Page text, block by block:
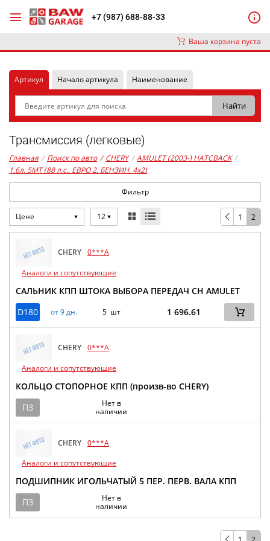
+7 (987) 688-88-33
Ваша корзина пуста
Артикул Начало артикула Наименование
Трансмиссия (легковые)
Главная / Поиск по авто / CHERY / AMULET (2003-) HATCBACK /
1,6л. 5MT (88 л.с., ЕВРО 2, БЕНЗИН, 4x2)
Фильтр
Цене 12 1 2
CHERY 0***A
Аналоги и сопутствующие
САЛЬНИК КПП ШТОКА ВЫБОРА ПЕРЕДАЧ CH AMULET
D180
от 9 дн. 5 шт 1 696.61
CHERY 0***A
Аналоги и сопутствующие
КОЛЬЦО СТОПОРНОЕ КПП (произв-во CHERY)
ПЗ
Нет в
наличии
CHERY 0***A
Аналоги и сопутствующие
ПОДШИПНИК ИГОЛЬЧАТЫЙ 5 ПЕР. ПЕРВ. ВАЛА КПП
ПЗ
Нет в
наличии